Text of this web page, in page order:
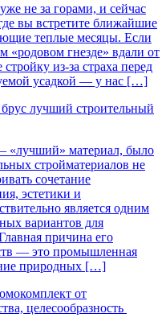
не за горами, и сейчас
вы встретите ближайшие
теплые месяцы. Если
«родовом гнезде» вдали от
из-за страха перед
усадкой — у нас […]
лучший строительный
«лучший» материал, было
стройматериалов не
сочетание
эстетики и
является одним
вариантов для
причина его
— это промышленная
природных […]
от
целесообразность